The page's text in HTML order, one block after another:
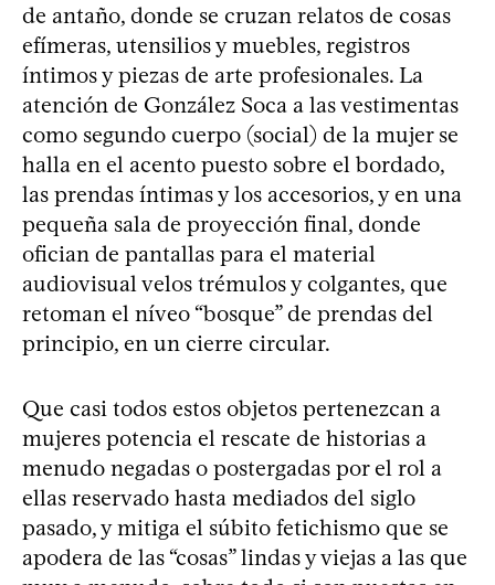
de antaño, donde se cruzan relatos de cosas
efímeras, utensilios y muebles, registros
íntimos y piezas de arte profesionales. La
atención de González Soca a las vestimentas
como segundo cuerpo (social) de la mujer se
halla en el acento puesto sobre el bordado,
las prendas íntimas y los accesorios, y en una
pequeña sala de proyección final, donde
ofician de pantallas para el material
audiovisual velos trémulos y colgantes, que
retoman el níveo “bosque” de prendas del
principio, en un cierre circular.
Que casi todos estos objetos pertenezcan a
mujeres potencia el rescate de historias a
menudo negadas o postergadas por el rol a
ellas reservado hasta mediados del siglo
pasado, y mitiga el súbito fetichismo que se
apodera de las “cosas” lindas y viejas a las que